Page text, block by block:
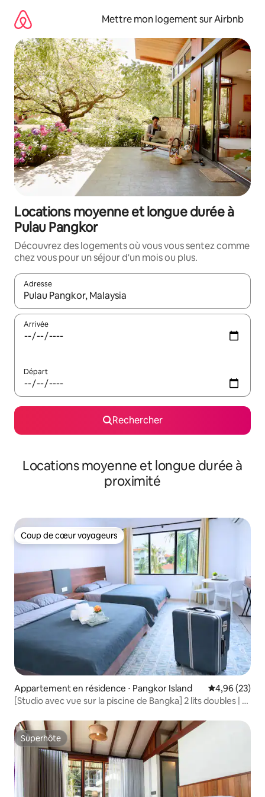
directement
contenu
Mettre mon logement sur Airbnb
Locations moyenne et longue durée à
Pulau Pangkor
Découvrez des logements où vous vous sentez comme
chez vous pour un séjour d'un mois ou plus.
Adresse
Lorsque les résultats s'affichent, utilisez les flèches vers le
Arrivée
Départ
Rechercher
Locations moyenne et longue durée à
proximité
Coup de cœur voyageurs
Coup de cœur voyageurs
Appartement en résidence ⋅ Pangkor Island Évaluation
4,96 (23)
[Studio avec vue sur la piscine de Bangka] 2 lits doubles | 2
Superhôte
Superhôte